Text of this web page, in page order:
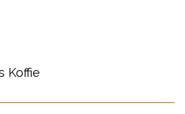
Koffie